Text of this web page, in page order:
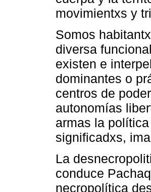
movimientxs y
Somos
diversa
existen e
dominantes o
centros de
autonomías
armas la
significadxs,
La
conduce
necropolítica